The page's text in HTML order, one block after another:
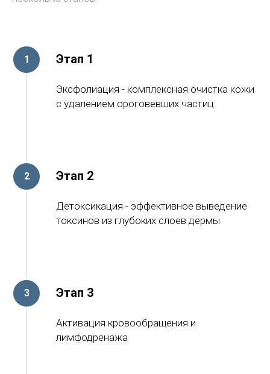
Этап 1
Эксфолиация - комплексная очистка кожи
с удалением ороговевших частиц
Этап 2
Детоксикация - эффективное выведение
токсинов из глубоких слоев дермы
Этап 3
Активация кровообращения и
лимфодренажа